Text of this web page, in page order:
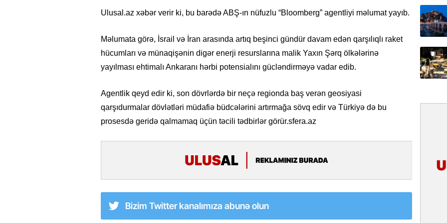
Ulusal.az xəbər verir ki, bu barədə ABŞ-ın nüfuzlu “Bloomberg” agentliyi məlumat yayıb.
Məlumata görə, İsrail və İran arasında artıq beşinci gündür davam edən qarşılıqlı raket
hücumları və münaqişənin digər enerji resurslarına malik Yaxın Şərq ölkələrinə
yayılması ehtimalı Ankaranı hərbi potensialını gücləndirməyə vadar edib.
Agentlik qeyd edir ki, son dövrlərdə bir neçə regionda baş verən geosiyasi
qarşıdurmalar dövlətləri müdafiə büdcələrini artırmağa sövq edir və Türkiyə də bu
prosesdə geridə qalmamaq üçün təcili tədbirlər görür.sfera.az
Bizim Twitter kanalımıza abunə olun
İlin ilk
çox
Yeni